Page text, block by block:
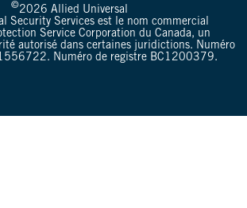
©2026 Allied Universal
Security Services est le nom commercial
Service Corporation du Canada, un
autorisé dans certaines juridictions. Numéro
Numéro de registre BC1200379.